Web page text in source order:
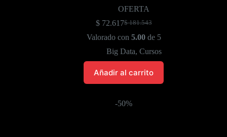
OFERTA
$181.543
El
precio
era:
$ 181.543.
$72.617El
precio
es:
$ 72.617.
Valorado con 5.00de 5
Big Data, Cursos
Añadir al carrito
-50%